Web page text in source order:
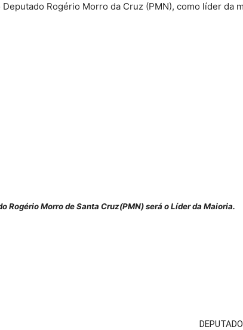
Rogério Morro da Cruz (PMN), como líder da
Rogério Morro de Santa Cruz(PMN) será o Líder da Maioria.